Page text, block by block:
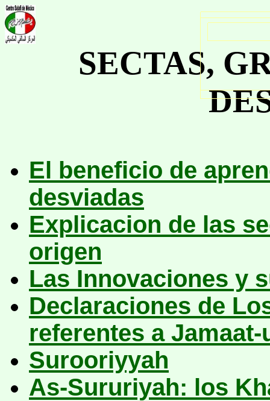
SECTAS,
El beneficio de
desviadas
Explicacion de las
origen
Las Innovaciones y
Declaraciones de
referentes a Jamaat-
Surooriyyah
As-Sururiyah: los